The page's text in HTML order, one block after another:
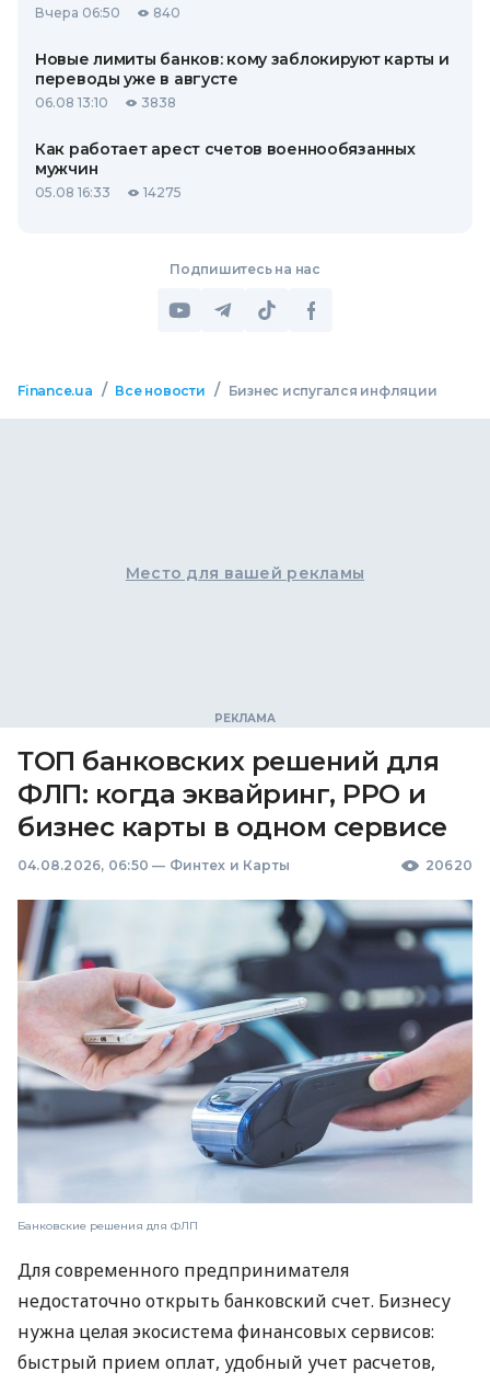
Вчера 06:50 840
Новые лимиты банков: кому заблокируют карты и
переводы уже в августе
06.08 13:10 3838
Как работает арест счетов военнообязанных
мужчин
05.08 16:33 14275
Подпишитесь на нас
Finance.ua / Все новости / Бизнес испугался инфляции
Место для вашей рекламы
ТОП банковских решений для
ФЛП: когда эквайринг, РРО и
бизнес карты в одном сервисе
04.08.2026, 06:50 — Финтех и Карты 20620
Банковские решения для ФЛП
Для современного предпринимателя
недостаточно открыть банковский счет. Бизнесу
нужна целая экосистема финансовых сервисов:
быстрый прием оплат, удобный учет расчетов,